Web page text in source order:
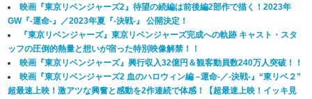
映画『東京リベンジャーズ2』待望の続編は前後編2部作で描く！2023年
GW『-運命-』／2023年夏『-決戦-』 公開決定！
『東京リベンジャーズ』東京リベンジャーズ完成への軌跡 キャスト・スタ
ッフの圧倒的熱量と想いが宿った特別映像解禁！！
映画『東京リベンジャーズ』興行収入32億円＆観客動員数240万人突破！！
映画『東京リベンジャーズ2 血のハロウィン編 –運命-／-決戦-』“東リベ２”
超最速上映！激アツな興奮と感動を2作連続で体感！【超最速上映！イッキ見